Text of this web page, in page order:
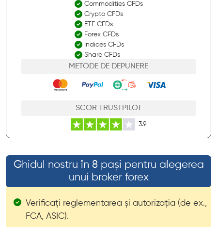
Commodities CFDs
Crypto CFDs
ETF CFDs
Forex CFDs
Indices CFDs
Share CFDs
METODE DE DEPUNERE
SCOR TRUSTPILOT
3.9
Ghidul nostru în 8 pași pentru alegerea
unui broker forex
Verificați reglementarea și autorizația (de ex.,
FCA, ASIC).